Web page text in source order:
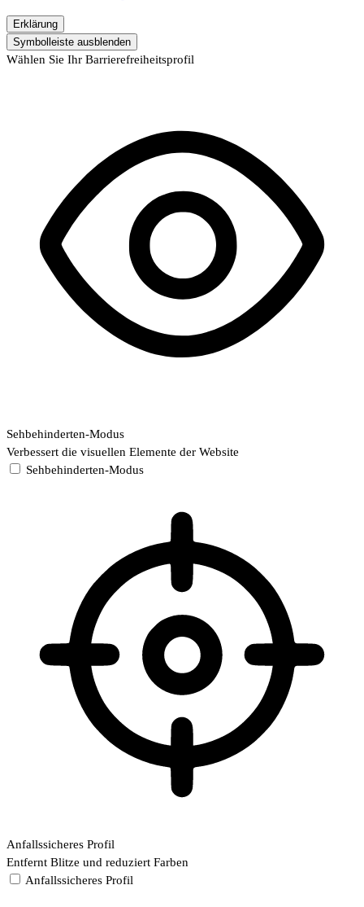
Erklärung
Symbolleiste ausblenden
Wählen Sie Ihr Barrierefreiheitsprofil
Sehbehinderten-Modus
Verbessert die visuellen Elemente der Website
Sehbehinderten-Modus
Anfallssicheres Profil
Entfernt Blitze und reduziert Farben
Anfallssicheres Profil